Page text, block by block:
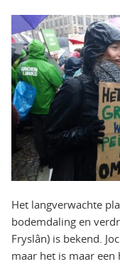
Het langverwachte
bodemdaling en
Fryslân) is bekend.
maar het is maar